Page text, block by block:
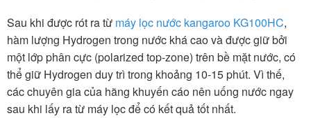
Sau khi được rót ra từ máy lọc nước kangaroo KG100HC,
hàm lượng Hydrogen trong nước khá cao và được giữ bởi
một lớp phân cực (polarized top-zone) trên bề mặt nước, có
thể giữ Hydrogen duy trì trong khoảng 10-15 phút. Vì thế,
các chuyên gia của hãng khuyến cáo nên uống nước ngay
sau khi lấy ra từ máy lọc để có kết quả tốt nhất.